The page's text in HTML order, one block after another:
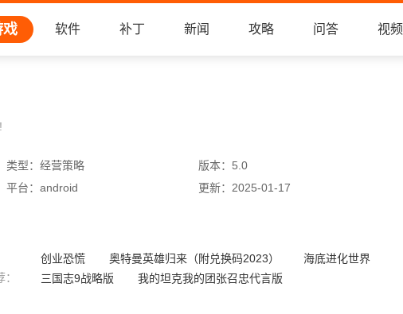
戏 软件 补丁 新闻 攻略 问答 视频
类型： 经营策略 版本： 5.0
平台： android 更新： 2025-01-17
创业恐慌 奥特曼英雄归来（附兑换码2023）
海底进化世界
三国志9战略版
我的坦克我的团张召忠代言版